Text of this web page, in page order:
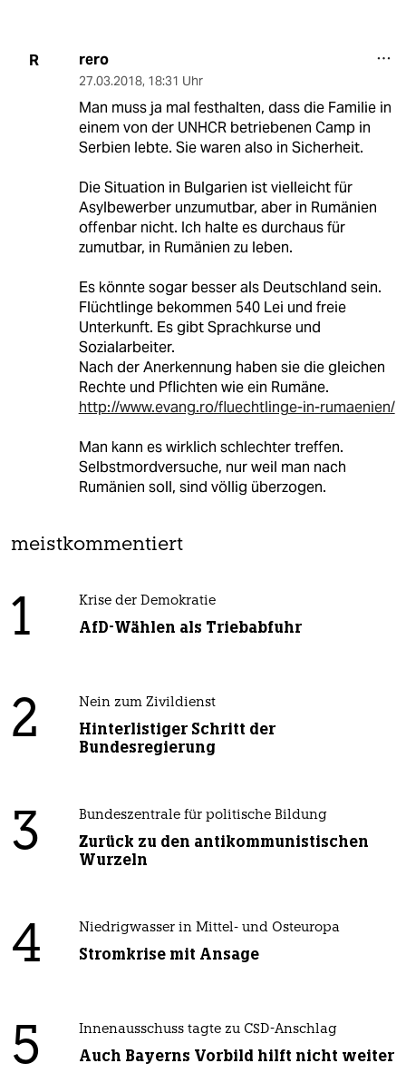
R rero
27.03.2018, 18:31 Uhr
Man muss ja mal festhalten, dass die Familie in
einem von der UNHCR betriebenen Camp in
Serbien lebte. Sie waren also in Sicherheit.
Die Situation in Bulgarien ist vielleicht für
Asylbewerber unzumutbar, aber in Rumänien
offenbar nicht. Ich halte es durchaus für
zumutbar, in Rumänien zu leben.
Es könnte sogar besser als Deutschland sein.
Flüchtlinge bekommen 540 Lei und freie
Unterkunft. Es gibt Sprachkurse und
Sozialarbeiter.
Nach der Anerkennung haben sie die gleichen
Rechte und Pflichten wie ein Rumäne.
http://www.evang.ro/fluechtlinge-in-rumaenien/
Man kann es wirklich schlechter treffen.
Selbstmordversuche, nur weil man nach
Rumänien soll, sind völlig überzogen.
meistkommentiert
1 Krise der Demokratie
AfD-Wählen als Triebabfuhr
2 Nein zum Zivildienst
Hinterlistiger Schritt der
Bundesregierung
3 Bundeszentrale für politische Bildung
Zurück zu den antikommunistischen
Wurzeln
4 Niedrigwasser in Mittel- und Osteuropa
Stromkrise mit Ansage
5 Innenausschuss tagte zu CSD-Anschlag
Auch Bayerns Vorbild hilft nicht weiter